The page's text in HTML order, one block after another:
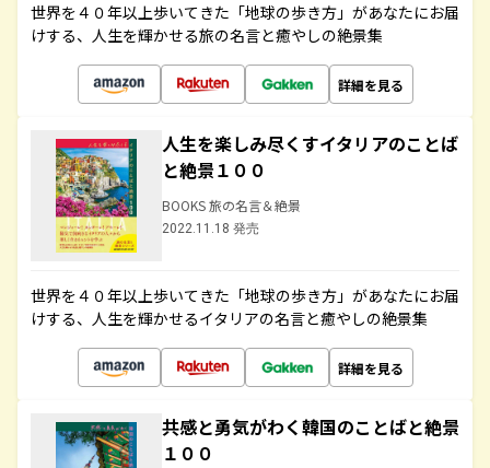
世界を４０年以上歩いてきた「地球の歩き方」があなたにお届
けする、人生を輝かせる旅の名言と癒やしの絶景集
詳細を見る
人生を楽しみ尽くすイタリアのことば
と絶景１００
BOOKS 旅の名言＆絶景
2022.11.18 発売
世界を４０年以上歩いてきた「地球の歩き方」があなたにお届
けする、人生を輝かせるイタリアの名言と癒やしの絶景集
詳細を見る
共感と勇気がわく韓国のことばと絶景
１００